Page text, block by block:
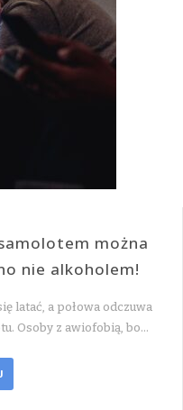
można
nie alkoholem!
latać, a połowa odczuwa
Osoby z awiofobią, bo…